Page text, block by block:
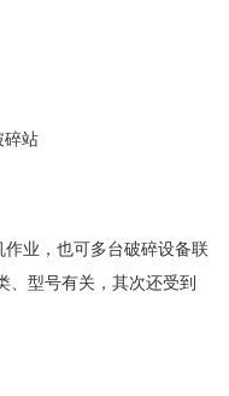
业，也可多台破碎设备联
、型号有关，其次还受到